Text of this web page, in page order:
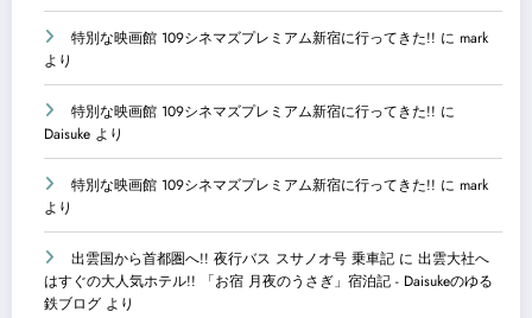
特別な映画館 109シネマズプレミアム新宿に行ってきた!! に mark
より
特別な映画館 109シネマズプレミアム新宿に行ってきた!! に
Daisuke より
特別な映画館 109シネマズプレミアム新宿に行ってきた!! に mark
より
出雲国から首都圏へ!! 夜行バス スサノオ号 乗車記 に 出雲大社へ
はすぐの大人気ホテル!! 「お宿 月夜のうさぎ」宿泊記 - Daisukeのゆる
鉄ブログ より